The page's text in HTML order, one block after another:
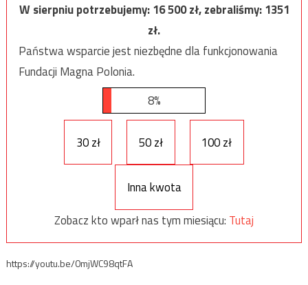
W sierpniu potrzebujemy:16 500zł, zebraliśmy:1351
zł.
Państwa wsparcie jest niezbędne dla funkcjonowania
Fundacji Magna Polonia.
8%
30 zł 50 zł 100 zł
Inna kwota
Zobacz kto wparł nas tym miesiącu: Tutaj
https://youtu.be/0mjWC98qtFA